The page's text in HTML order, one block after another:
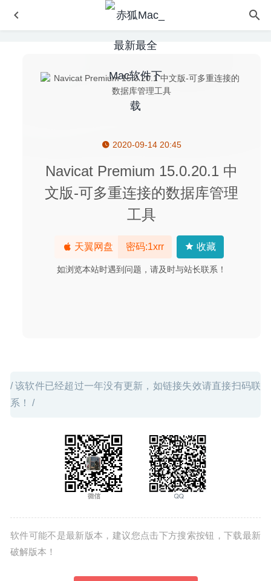
2020-09-14 20:45
Navicat Premium 15.0.20.1 中
文版-可多重连接的数据库管理
工具
天翼网盘 密码:1xrr 收藏
如浏览本站时遇到问题，请及时与站长联系！
/ 该软件已经超过一年没有更新，如链接失效请直接扫码联
系！ /
软件可能不是最新版本，建议您点击下方搜索按钮，下载最新
破解版本！
MenuBar Stats 3.2.1 for Mac- Mac系统监控工具
uPic 0.19.5 中文版-免费而强大的Mac图床客户端
2020-07-
Capture One 20 Pro 13.0.2.19 for Mac 中文版-专业级raw
Fenetre 0.8.1 – 非常方便的MacOS窗口置顶工具